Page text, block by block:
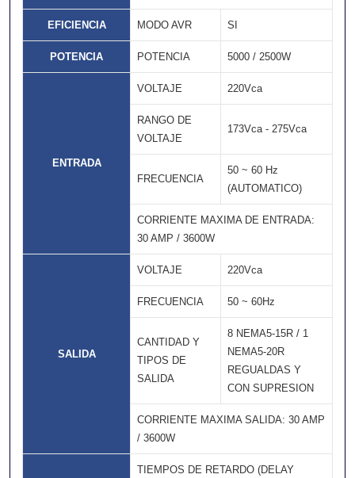
EFICIENCIA MODO AVR SI
POTENCIA POTENCIA 5000 / 2500W
ENTRADA
VOLTAJE 220Vca
RANGO DE
VOLTAJE
173Vca - 275Vca
FRECUENCIA
50 ~ 60 Hz
(AUTOMATICO)
CORRIENTE MAXIMA DE ENTRADA:
30 AMP / 3600W
SALIDA
VOLTAJE 220Vca
FRECUENCIA 50 ~ 60Hz
CANTIDAD Y
TIPOS DE
SALIDA
8 NEMA5-15R / 1
NEMA5-20R
REGUALDAS Y
CON SUPRESION
CORRIENTE MAXIMA SALIDA: 30 AMP
/ 3600W
TIEMPOS DE RETARDO (DELAY